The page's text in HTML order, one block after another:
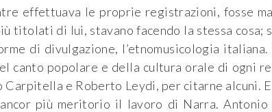
effettuava le proprie registrazioni, fosse
titolati di lui, stavano facendo la stessa cosa;
di divulgazione, l’etnomusicologia
canto popolare e della cultura orale di ogni
Carpitella e Roberto Leydi, per citarne alcuni.
più meritorio il lavoro di Narra.